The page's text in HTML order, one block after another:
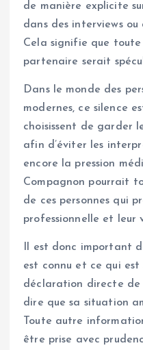
de manière explicite
dans des interviews
Cela signifie que
partenaire serait
Dans le monde des
modernes, ce silence
choisissent de garder
afin d’éviter les
encore la pression
Compagnon pourrait
de ces personnes qui
professionnelle et leur
Il est donc important
est connu et ce qui est
déclaration directe de
dire que sa situation
Toute autre
être prise avec